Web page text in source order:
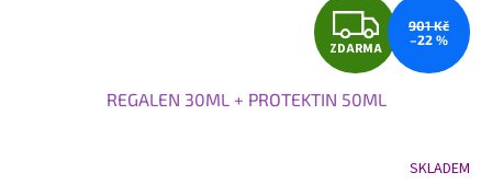
Z
D
A
ZDARMA
901 Kč
–22 %
REGALEN 30ML + PROTEKTIN 50ML
SKLADEM